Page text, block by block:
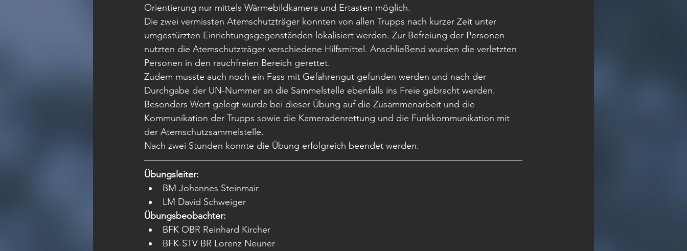
Orientierung nur mittels Wärmebildkamera und Ertasten möglich.
Die zwei vermissten Atemschutzträger konnten von allen Trupps nach kurzer Zeit unter
umgestürzten Einrichtungsgegenständen lokalisiert werden. Zur Befreiung der Personen
nutzten die Atemschutzträger verschiedene Hilfsmittel. Anschließend wurden die verletzten
Personen in den rauchfreien Bereich gerettet.
Zudem musste auch noch ein Fass mit Gefahrengut gefunden werden und nach der
Durchgabe der UN-Nummer an die Sammelstelle ebenfalls ins Freie gebracht werden.
Besonders Wert gelegt wurde bei dieser Übung auf die Zusammenarbeit und die
Kommunikation der Trupps sowie die Kameradenrettung und die Funkkommunikation mit
der Atemschutzsammelstelle.
Nach zwei Stunden konnte die Übung erfolgreich beendet werden.
Übungsleiter:
BM Johannes Steinmair
LM David Schweiger
Übungsbeobachter:
BFK OBR Reinhard Kircher
BFK-STV BR Lorenz Neuner